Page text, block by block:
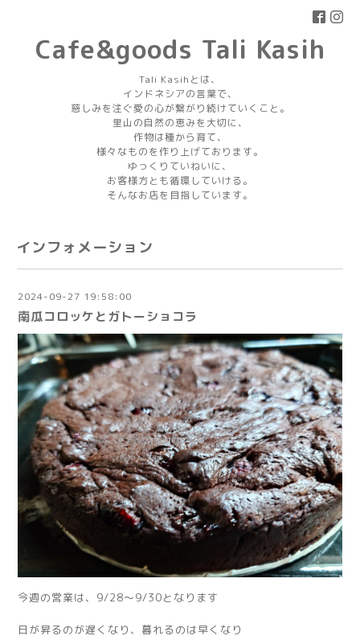
Cafe&goods Tali Kasih
Tali Kasihとは、
インドネシアの言葉で、
慈しみを注ぐ愛の心が繋がり続けていくこと。
里山の自然の恵みを大切に、
作物は種から育て、
様々なものを作り上げております。
ゆっくりていねいに、
お客様方とも循環していける。
そんなお店を目指しています。
インフォメーション
2024-09-27 19:58:00
南瓜コロッケとガトーショコラ
今週の営業は、9/28〜9/30となります
日が昇るのが遅くなり、暮れるのは早くなり